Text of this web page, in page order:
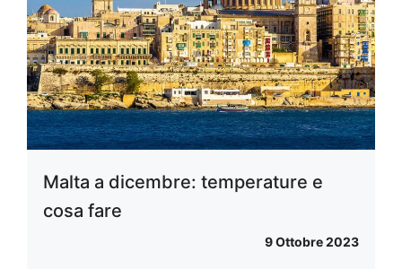
Malta a dicembre: temperature e
cosa fare
9 Ottobre 2023